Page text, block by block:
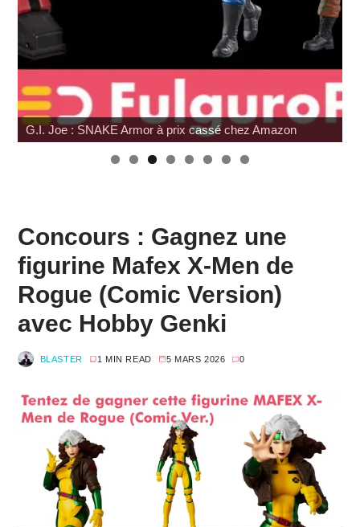
G.I. Joe : SNAKE Armor à prix cassé chez Amazon
Concours : Gagnez une
figurine Mafex X-Men de
Rogue (Comic Version)
avec Hobby Genki
BLASTER 1 MIN READ 5 MARS 2026 0